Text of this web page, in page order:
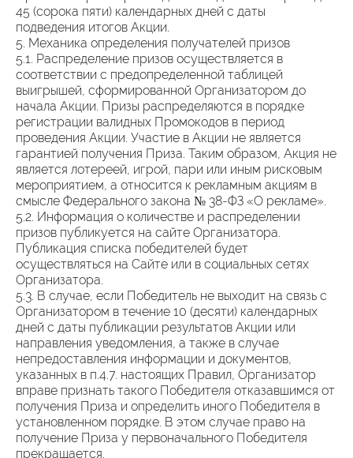
45 (сорока пяти) календарных дней с даты
подведения итогов Акции.
5. Механика определения получателей призов
5.1. Распределение призов осуществляется в
соответствии с предопределенной таблицей
выигрышей, сформированной Организатором до
начала Акции. Призы распределяются в порядке
регистрации валидных Промокодов в период
проведения Акции. Участие в Акции не является
гарантией получения Приза. Таким образом, Акция не
является лотереей, игрой, пари или иным рисковым
мероприятием, а относится к рекламным акциям в
смысле Федерального закона № 38-ФЗ «О рекламе».
5.2. Информация о количестве и распределении
призов публикуется на сайте Организатора.
Публикация списка победителей будет
осуществляться на Сайте или в социальных сетях
Организатора.
5.3. В случае, если Победитель не выходит на связь с
Организатором в течение 10 (десяти) календарных
дней с даты публикации результатов Акции или
направления уведомления, а также в случае
непредоставления информации и документов,
указанных в п.4.7. настоящих Правил, Организатор
вправе признать такого Победителя отказавшимся от
получения Приза и определить иного Победителя в
установленном порядке. В этом случае право на
получение Приза у первоначального Победителя
прекращается.